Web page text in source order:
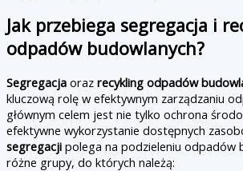
Jak przebiega segregacja i
odpadów budowlanych?
Segregacja oraz recykling odpadów
kluczową rolę w efektywnym zarządzaniu
głównym celem jest nie tylko ochrona
efektywne wykorzystanie dostępnych
segregacji polega na podzieleniu odpadów
różne grupy, do których należą: